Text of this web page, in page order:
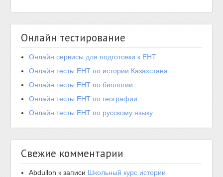
Онлайн тестирование
Онлайн сервисы для подготовки к ЕНТ
Онлайн тесты ЕНТ по истории Казахстана
Онлайн тесты ЕНТ по биологии
Онлайн тесты ЕНТ по географии
Онлайн тесты ЕНТ по русскому языку
Свежие комментарии
Abdulloh к записи Школьный курс истории